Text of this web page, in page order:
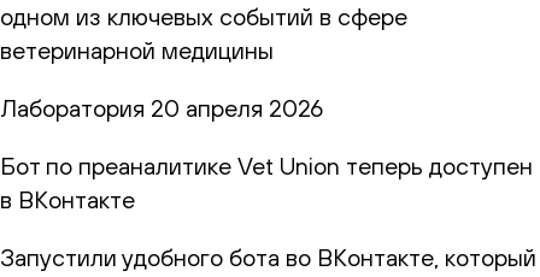
одном из ключевых событий в сфере
ветеринарной медицины
Лаборатория 20 апреля 2026
Бот по преаналитике Vet Union теперь доступен
в ВКонтакте
Запустили удобного бота во ВКонтакте, который